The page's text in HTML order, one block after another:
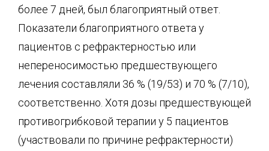
более 7 дней, был благоприятный ответ.
Показатели благоприятного ответа у
пациентов с рефрактерностью или
непереносимостью предшествующего
лечения составляли 36 % (19/53) и 70 % (7/10),
соответственно. Хотя дозы предшествующей
противогрибковой терапии у 5 пациентов
(участвовали по причине рефрактерности)